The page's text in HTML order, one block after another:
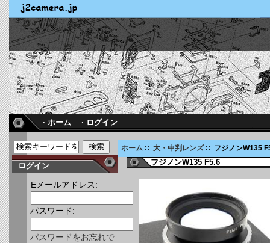
· ホーム · ログイン
ログイン
Eメールアドレス:
パスワード:
パスワードをお忘れで
ホーム ::大・中判レンズ:: フジノンW135
フジノンW135 F5.6